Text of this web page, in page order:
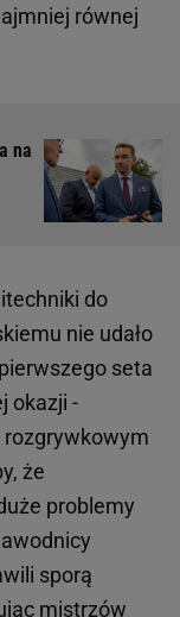
równej
na
do
nie udało
seta
okazji -
że
problemy
sporą
mistrzów